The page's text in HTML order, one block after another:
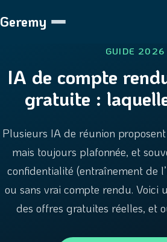
Geremy
GUIDE 2026
IA de compte
gratuite :
Plusieurs IA de réunion
mais toujours plafonnée, et
confidentialité (entraînement de
ou sans vrai compte rendu. Voici
des offres gratuites réelles, et